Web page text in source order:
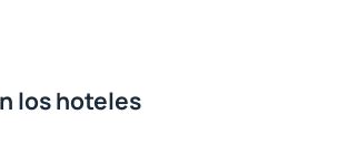
los hoteles